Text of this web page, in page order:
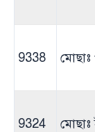
9338
9324